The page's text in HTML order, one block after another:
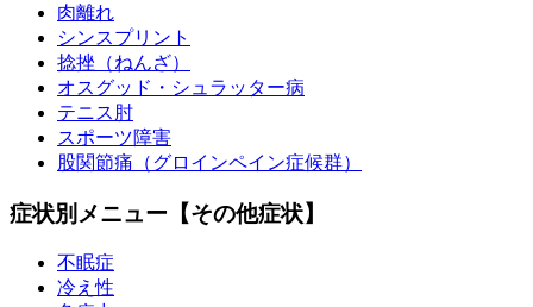
肉離れ
シンスプリント
捻挫（ねんざ）
オスグッド・シュラッター病
テニス肘
スポーツ障害
股関節痛（グロインペイン症候群）
症状別メニュー【その他症状】
不眠症
冷え性